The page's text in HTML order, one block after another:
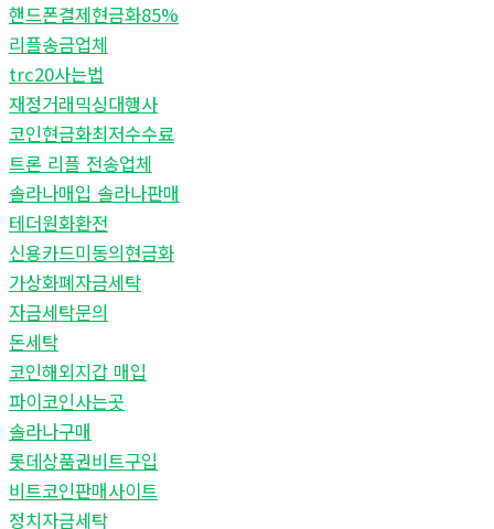
핸드폰결제현금화85%
리플송금업체
trc20사는법
재정거래믹싱대행사
코인현금화최저수수료
트론 리플 전송업체
솔라나매입 솔라나판매
테더원화환전
신용카드미동의현금화
가상화폐자금세탁
자금세탁문의
돈세탁
코인해외지갑 매입
파이코인사는곳
솔라나구매
롯데상품권비트구입
비트코인판매사이트
정치자금세탁